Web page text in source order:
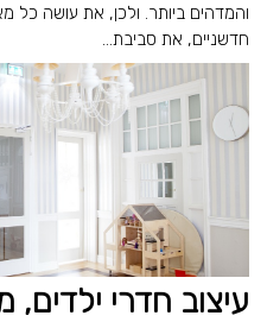
והמדהים ביותר. ולכן, את עושה כל
חדשניים, את סביבת...
עיצוב חדרי